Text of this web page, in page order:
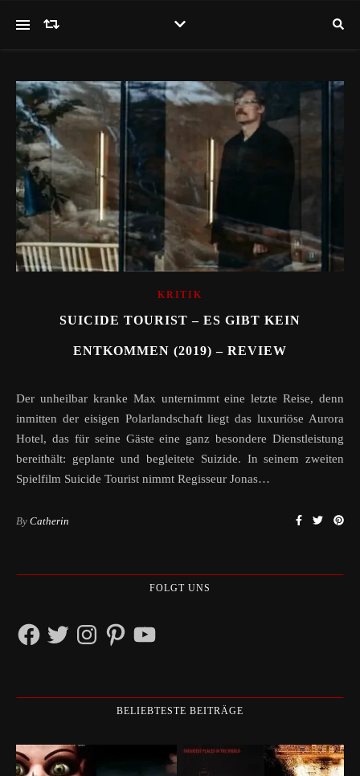
KRITIK
SUICIDE TOURIST – ES GIBT KEIN
ENTKOMMEN (2019) – REVIEW
Der unheilbar kranke Max unternimmt eine letzte Reise, denn
inmitten der eisigen Polarlandschaft liegt das luxuriöse Aurora
Hotel, das für seine Gäste eine ganz besondere Dienstleistung
bereithält: geplante und begleitete Suizide. In seinem zweiten
Spielfilm Suicide Tourist nimmt Regisseur Jonas…
By Catherin
FOLGT UNS
FacebookTwitterInstagramPinterestYouTube
BELIEBTESTE BEITRÄGE